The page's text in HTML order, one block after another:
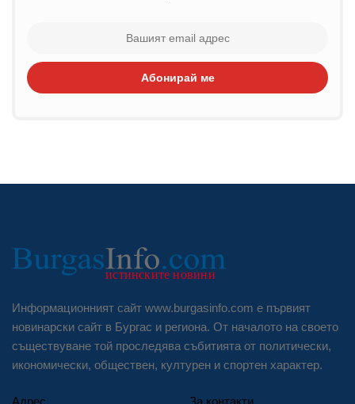
Абонирай ме
Информационният сайт www.burgasinfo.com е първият
новинарски сайт в Бургас и региона. От началото на своето
съществуване той проследява събитията от политически,
икономически, обществен, културен и спортен характер.
Адрес
За контакти